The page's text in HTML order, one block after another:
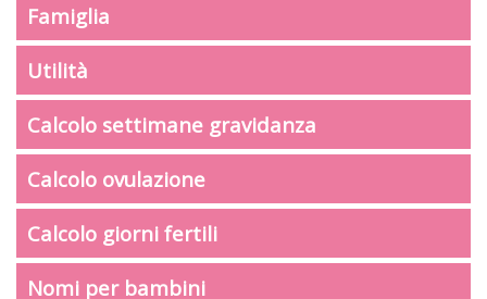
Famiglia
Utilità
Calcolo settimane gravidanza
Calcolo ovulazione
Calcolo giorni fertili
Nomi per bambini